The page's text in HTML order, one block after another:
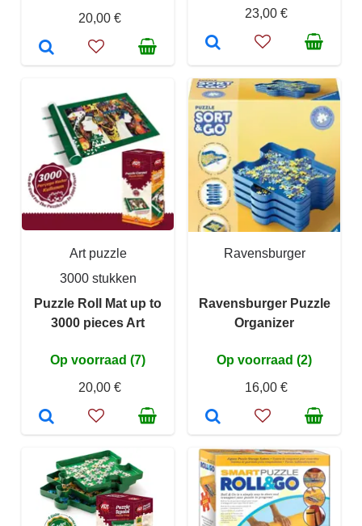
20,00 € 23,00 €
Art puzzle
3000 stukken
Puzzle Roll Mat up to
3000 pieces Art
Op voorraad (7)
20,00 €
Ravensburger
Ravensburger Puzzle
Organizer
Op voorraad (2)
16,00 €